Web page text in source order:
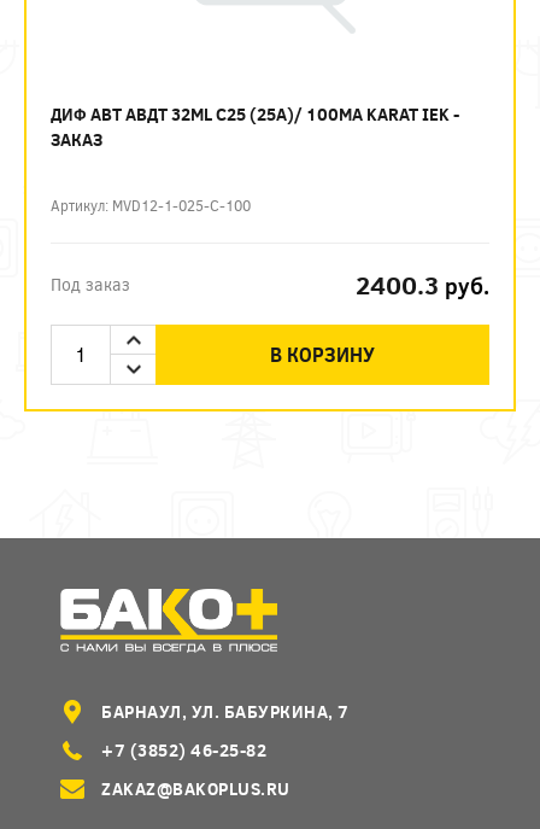
ДИФ АВТ АВДТ 32ML C25 (25А)/ 100МА KARAT IEK -
ЗАКАЗ
Артикул: MVD12-1-025-C-100
Под заказ 2400.3 руб.
В КОРЗИНУ
БАРНАУЛ, УЛ. БАБУРКИНА, 7
+7 (3852) 46-25-82
ZAKAZ@BAKOPLUS.RU